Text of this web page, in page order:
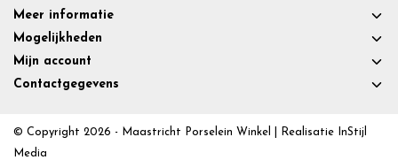
Meer informatie
Mogelijkheden
Mijn account
Contactgegevens
© Copyright 2026 - Maastricht Porselein Winkel | Realisatie InStijl
Media